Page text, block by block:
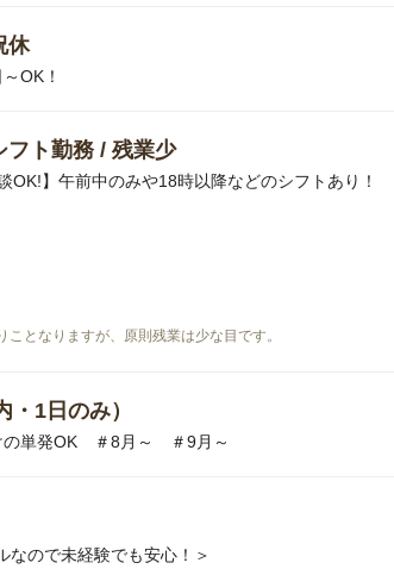
休
OK！
フト勤務 / 残業少
OK!】午前中のみや18時以降などのシフトあり！
ことなりますが、原則残業は少な目です。
1日のみ）
の単発OK ＃8月～ ＃9月～
なので未経験でも安心！＞